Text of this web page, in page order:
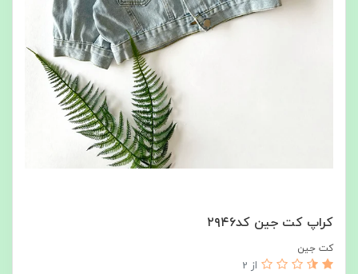
کراپ کت جین کد۲۹۴۶
کت جین
از 2